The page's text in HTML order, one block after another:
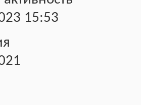
15:53